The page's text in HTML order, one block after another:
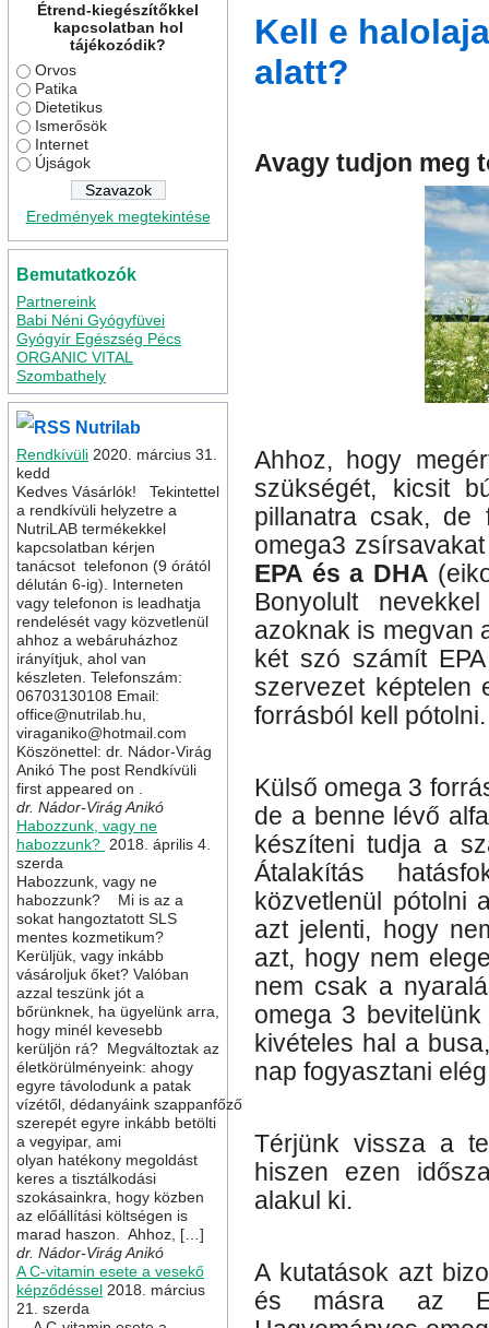
Étrend-kiegészítőkkel
kapcsolatban hol
tájékozódik?
Orvos
Patika
Dietetikus
Ismerősök
Internet
Újságok
Eredmények megtekintése
Bemutatkozók
Partnereink
Babi Néni Gyógyfüvei
Gyógyír Egészség Pécs
ORGANIC VITAL
Szombathely
Nutrilab
Rendkívüli 2020. március 31.
kedd
Kedves Vásárlók! Tekintettel
a rendkívüli helyzetre a
NutriLAB termékekkel
kapcsolatban kérjen
tanácsot telefonon (9 órától
délután 6-ig). Interneten
vagy telefonon is leadhatja
rendelését vagy közvetlenül
ahhoz a webáruházhoz
irányítjuk, ahol van
készleten. Telefonszám:
06703130108 Email:
office@nutrilab.hu,
viraganiko@hotmail.com
Köszönettel: dr. Nádor-Virág
Anikó The post Rendkívüli
first appeared on .
dr. Nádor-Virág Anikó
Habozzunk, vagy ne
habozzunk? 2018. április 4.
szerda
Habozzunk, vagy ne
habozzunk? Mi is az a
sokat hangoztatott SLS
mentes kozmetikum?
Kerüljük, vagy inkább
vásároljuk őket? Valóban
azzal teszünk jót a
bőrünknek, ha ügyelünk arra,
hogy minél kevesebb
kerüljön rá? Megváltoztak az
életkörülményeink: ahogy
egyre távolodunk a patak
vízétől, dédanyáink szappanfőző
szerepét egyre inkább betölti
a vegyipar, ami
olyan hatékony megoldást
keres a tisztálkodási
szokásainkra, hogy közben
az előállítási költségen is
marad haszon. Ahhoz, […]
dr. Nádor-Virág Anikó
A C-vitamin esete a vesekő
képződéssel 2018. március
21. szerda
Kell e
alatt?
Avagy tudjon meg
Ahhoz, hogy
szükségét, kicsit
pillanatra csak, de
omega3
EPA és a DHA
Bonyolult
azoknak is megvan
két szó számít
szervezet képtelen
forrásból kell pótolni.
Külső omega 3
de a benne lévő
készíteni tudja a
Átalakítás
közvetlenül pótolni
azt jelenti, hogy
azt, hogy nem
nem csak a
omega 3
kivételes hal a
nap fogyasztani
Térjünk vissza a
hiszen ezen
alakul ki.
A kutatások azt
és másra az